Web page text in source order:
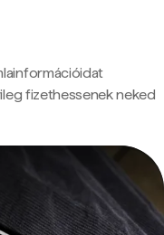
fizethessenek neked